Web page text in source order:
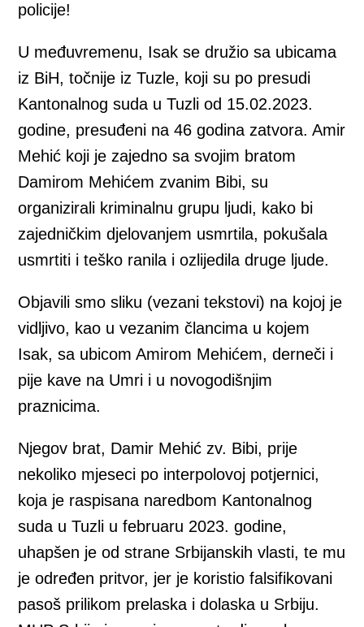
policije!
U međuvremenu, Isak se družio sa ubicama
iz BiH, točnije iz Tuzle, koji su po presudi
Kantonalnog suda u Tuzli od 15.02.2023.
godine, presuđeni na 46 godina zatvora. Amir
Mehić koji je zajedno sa svojim bratom
Damirom Mehićem zvanim Bibi, su
organizirali kriminalnu grupu ljudi, kako bi
zajedničkim djelovanjem usmrtila, pokušala
usmrtiti i teško ranila i ozlijedila druge ljude.
Objavili smo sliku (vezani tekstovi) na kojoj je
vidljivo, kao u vezanim člancima u kojem
Isak, sa ubicom Amirom Mehićem, derneči i
pije kave na Umri i u novogodišnjim
praznicima.
Njegov brat, Damir Mehić zv. Bibi, prije
nekoliko mjeseci po interpolovoj potjernici,
koja je raspisana naredbom Kantonalnog
suda u Tuzli u februaru 2023. godine,
uhapšen je od strane Srbijanskih vlasti, te mu
je određen pritvor, jer je koristio falsifikovani
pasoš prilikom prelaska i dolaska u Srbiju.